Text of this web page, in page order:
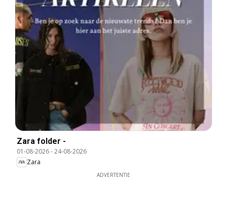
Zara folder -
01-08-2026-24-08-2026
Zara
ADVERTENTIE